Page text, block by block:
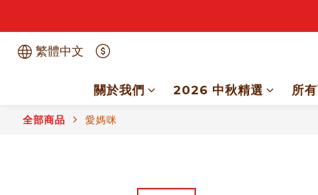
繁體中文
關於我們 2026 中秋精選 所
全部商品 愛媽咪